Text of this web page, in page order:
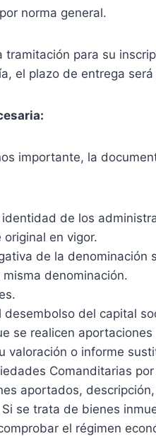
norma general.
tramitación para su
el plazo de entrega
importante, la
de los
original en vigor.
de la denominación
denominación.
desembolso del capital
se realicen
valoración o informe
Comanditarias
aportados,
se trata de bienes
el régimen